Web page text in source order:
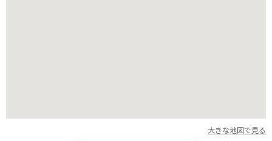
大きな地図で見る